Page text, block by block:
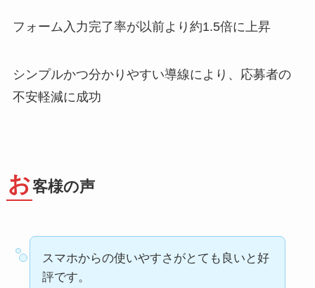
フォーム入力完了率が以前より約1.5倍に上昇
シンプルかつ分かりやすい導線により、応募者の
不安軽減に成功
お客様の声
スマホからの使いやすさがとても良いと好
評です。